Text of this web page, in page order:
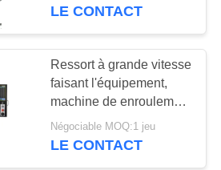
de ressort
37
haches/grande vitesse
LE CONTACT
Ressort à grande vitesse
faisant l'équipement,
machine de enroulement
de ressort industriel de
commande numérique
Négociable MOQ:1 jeu
LE CONTACT